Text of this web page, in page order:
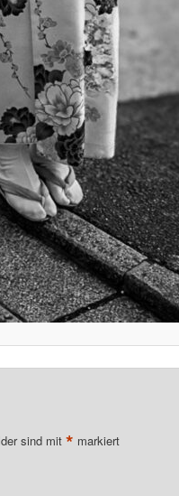
sind mit * markiert